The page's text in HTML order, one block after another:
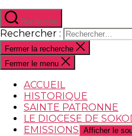
Recherche
Rechercher :
Fermer la recherche
Fermer le menu
ACCUEIL
HISTORIQUE
SAINTE PATRONNE
LE DIOCESE DE
EMISSIONS Afficher le